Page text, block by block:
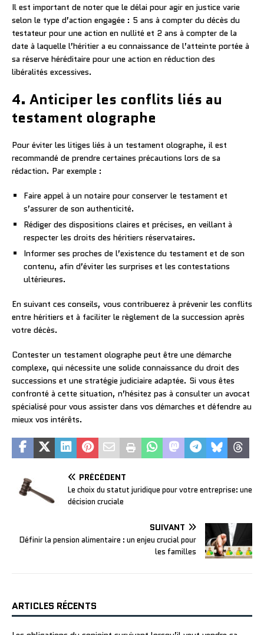
Il est important de noter que le délai pour agir en justice varie
selon le type d’action engagée : 5 ans à compter du décès du
testateur pour une action en nullité et 2 ans à compter de la
date à laquelle l’héritier a eu connaissance de l’atteinte portée à
sa réserve héréditaire pour une action en réduction des
libéralités excessives.
4. Anticiper les conflits liés au
testament olographe
Pour éviter les litiges liés à un testament olographe, il est
recommandé de prendre certaines précautions lors de sa
rédaction. Par exemple :
Faire appel à un notaire pour conserver le testament et
s’assurer de son authenticité.
Rédiger des dispositions claires et précises, en veillant à
respecter les droits des héritiers réservataires.
Informer ses proches de l’existence du testament et de son
contenu, afin d’éviter les surprises et les contestations
ultérieures.
En suivant ces conseils, vous contribuerez à prévenir les conflits
entre héritiers et à faciliter le règlement de la succession après
votre décès.
Contester un testament olographe peut être une démarche
complexe, qui nécessite une solide connaissance du droit des
successions et une stratégie judiciaire adaptée. Si vous êtes
confronté à cette situation, n’hésitez pas à consulter un avocat
spécialisé pour vous assister dans vos démarches et défendre au
mieux vos intérêts.
PRÉCÉDENT
Le choix du statut juridique pour votre entreprise: une
décision cruciale
SUIVANT
Définir la pension alimentaire : un enjeu crucial pour
les familles
ARTICLES RÉCENTS